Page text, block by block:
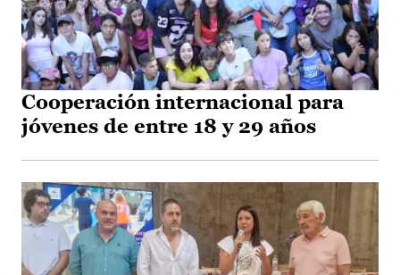
Cooperación internacional para
jóvenes de entre 18 y 29 años